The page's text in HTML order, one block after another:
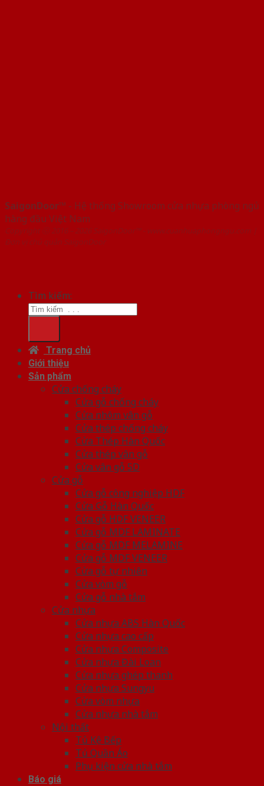
SaigonDoor™ - Hệ thống Showroom cửa nhựa phòng ngủ
hàng đầu Việt Nam
Copyright ⓒ 2016 – 2026 SaigonDoor™ - www.cuanhuaphongngu.com |
Đơn vị chủ quản SaigonDoor
Tìm kiếm:
Trang chủ
Giới thiệu
Sản phẩm
Cửa chống cháy
Cửa gỗ chống cháy
Cửa nhôm vân gỗ
Cửa thép chống cháy
Cửa Thép Hàn Quốc
Cửa thép vân gỗ
Cửa vân gỗ 5D
Cửa gỗ
Cửa gỗ công nghiệp HDF
Cửa Gỗ Hàn Quốc
Cửa gỗ HDF VENEER
Cửa gỗ MDF LAMINATE
Cửa gỗ MDF MELAMINE
Cửa gỗ MDF VENEER
Cửa gỗ tự nhiên
Cửa vòm gỗ
Cửa gỗ nhà tắm
Cửa nhựa
Cửa nhựa ABS Hàn Quốc
Cửa nhựa cao cấp
Cửa nhựa Composite
Cửa nhựa Đài Loan
Cửa nhựa ghép thanh
Cửa nhựa Sungyu
Cửa vòm nhựa
Cửa nhựa nhà tắm
Nội thất
Tủ Kệ Bếp
Tủ Quần Áo
Phụ kiện cửa nhà tắm
Báo giá